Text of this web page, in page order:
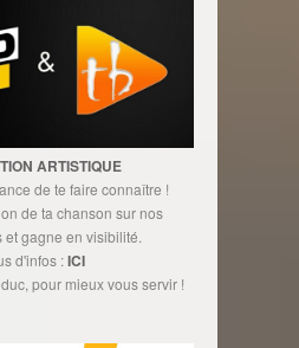
ARTISTIQUE
de te faire connaître !
de ta chanson sur nos
et gagne en visibilité.
d'infos :ICI
pour mieux vous servir !